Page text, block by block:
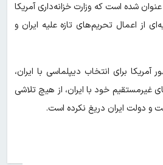
شده است که وزارت خزانه‌داری آمریکا
از اعمال تحریم‌های تازه علیه ایران و
برای انتخاب دیپلماسی با ایران،
غیرمستقیم خود با ایران، از هیچ تلاشی
و دولت ایران دریغ نکرده است.